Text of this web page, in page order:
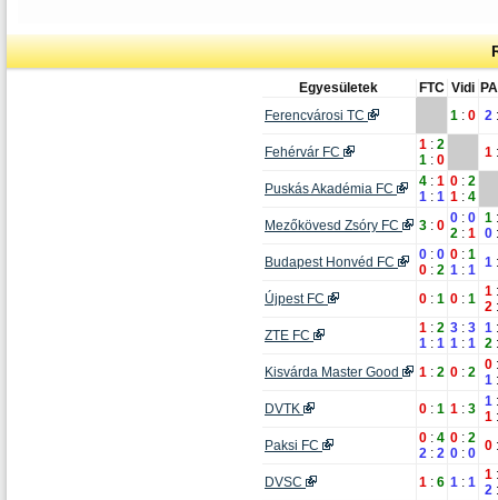
Egyesületek FTC Vidi
Ferencvárosi TC
1 : 0 2
Fehérvár FC 1 : 2
1 : 0 1
Puskás Akadémia FC 4 : 1
1 : 1
0 : 2
1 : 4
Mezőkövesd Zsóry FC
3 : 0 0 : 0
2 : 1
1
0
Budapest Honvéd FC
0 : 0
0 : 2
0 : 1
1 : 1 1
Újpest FC 0 : 1 0 : 1 1
2
ZTE FC
1 : 2
1 : 1
3 : 3
1 : 1
1
2
Kisvárda Master Good
1 : 2 0 : 2 0
1
DVTK
0 : 1 1 : 3 1
1
Paksi FC
0 : 4
2 : 2
0 : 2
0 : 0 0
DVSC 1 : 6 1 : 1 1
2